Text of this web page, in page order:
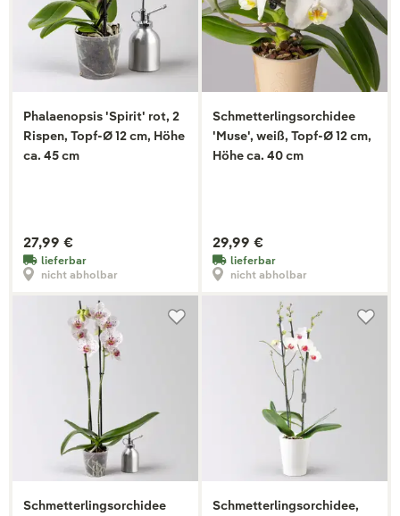
Phalaenopsis 'Spirit' rot, 2
Rispen, Topf-Ø 12 cm, Höhe
ca. 45 cm
27,99 €
lieferbar
nicht abholbar
Schmetterlingsorchidee
'Muse', weiß, Topf-Ø 12 cm,
Höhe ca. 40 cm
29,99 €
lieferbar
nicht abholbar
Schmetterlingsorchidee
Schmetterlingsorchidee,